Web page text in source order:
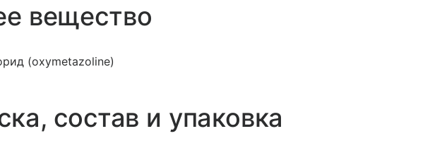
вещество
(oxymetazoline)
состав и упаковка